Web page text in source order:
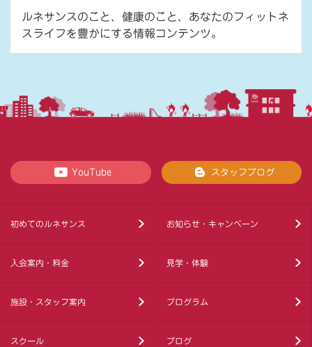
ルネサンスのこと、健康のこと、あなたのフィットネ
スライフを豊かにする情報コンテンツ。
YouTube スタッフブログ
初めてのルネサンス お知らせ・キャンペーン
入会案内・料金 見学・体験
施設・スタッフ案内 プログラム
スクール ブログ